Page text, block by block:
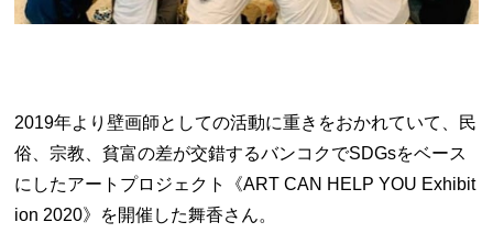
2019年より壁画師としての活動に重きをおかれていて、民
俗、宗教、貧富の差が交錯するバンコクでSDGsをベース
にしたアートプロジェクト《ART CAN HELP YOU Exhibit
ion 2020》を開催した舞香さん。